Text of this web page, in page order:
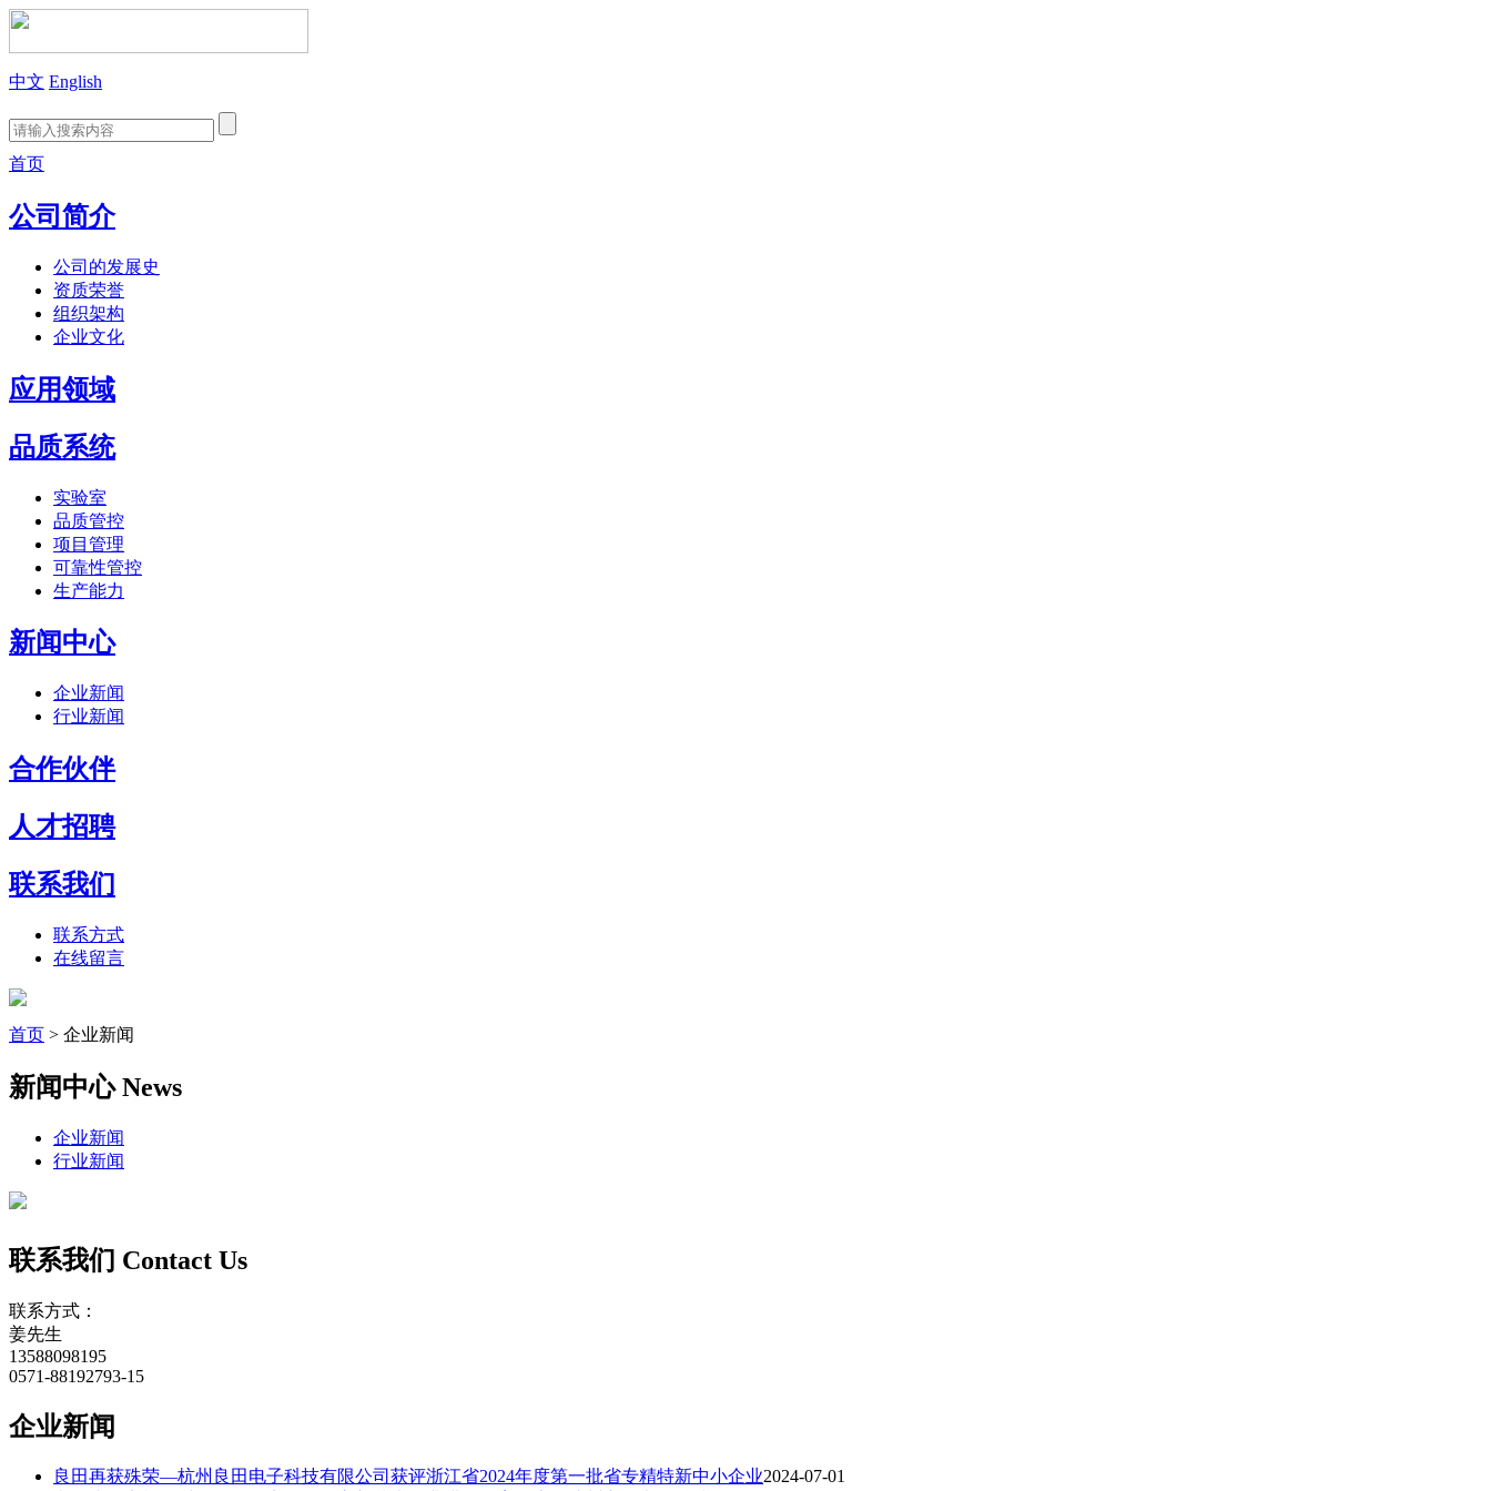
中文 English
首页
公司简介
公司的发展史
资质荣誉
组织架构
企业文化
应用领域
品质系统
实验室
品质管控
项目管理
可靠性管控
生产能力
新闻中心
企业新闻
行业新闻
合作伙伴
人才招聘
联系我们
联系方式
在线留言
首页 > 企业新闻
新闻中心News
企业新闻
行业新闻
联系我们 Contact Us
联系方式：
姜先生
13588098195
0571-88192793-15
企业新闻
良田再获殊荣—杭州良田电子科技有限公司获评浙江省2024年度第一批省专精特新中小企业2024-07-01